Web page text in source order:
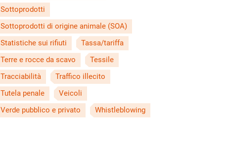
Sottoprodotti
Sottoprodotti di origine animale (SOA)
Statistiche sui rifiuti
Tassa/tariffa
Terre e rocce da scavo
Tessile
Tracciabilità
Traffico illecito
Tutela penale
Veicoli
Verde pubblico e privato
Whistleblowing